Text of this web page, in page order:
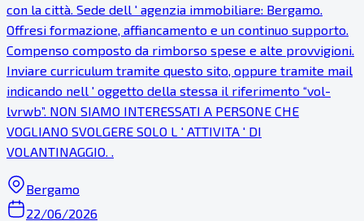
con la città. Sede dell ' agenzia immobiliare: Bergamo.
Offresi formazione, affiancamento e un continuo supporto.
Compenso composto da rimborso spese e alte provvigioni.
Inviare curriculum tramite questo sito, oppure tramite mail
indicando nell ' oggetto della stessa il riferimento “vol-
lvrwb”. NON SIAMO INTERESSATI A PERSONE CHE
VOGLIANO SVOLGERE SOLO L ' ATTIVITA ' DI
VOLANTINAGGIO. .
Bergamo
22/06/2026